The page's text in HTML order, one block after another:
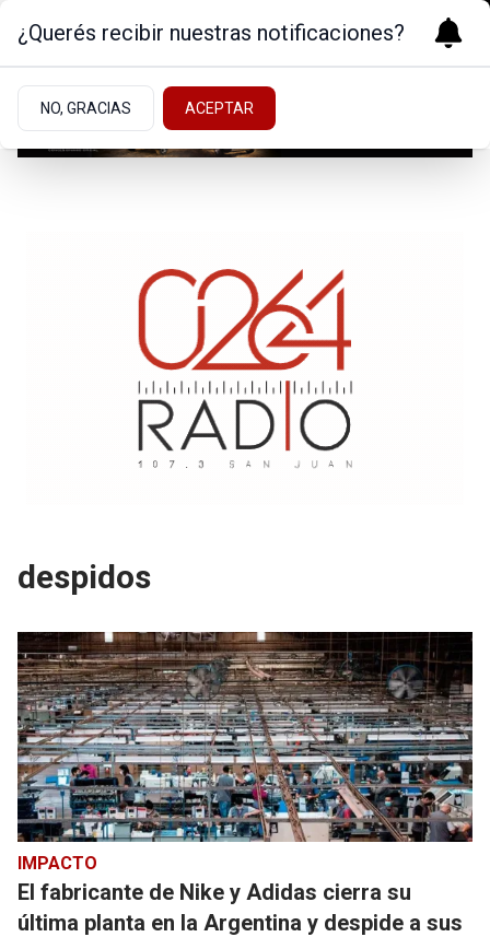
despidos
IMPACTO
El fabricante de Nike y Adidas cierra su
última planta en la Argentina y despide a sus
¿Querés recibir nuestras notificaciones?
NO, GRACIAS ACEPTAR